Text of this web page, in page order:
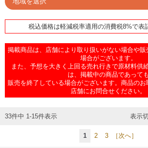
今週の新商品
商品カテゴリ一覧
食の安全・安心への取組み
サービス
nanacoトップ
マルチコピー機でできることトップ
企業情報トップ
ニュースリリース
私たちの取組み
サステナビリティ
サステナビリティトップ
税込価格は軽減税率適用の消費税8%で表
掲載商品は、店舗により取り扱いがない場合や
場合がございます。
また、予想を大きく上回る売れ行きで原材料供
は、掲載中の商品であっても
販売を終了している場合がございます。商品のお
店舗にお問合せください。
33件中 1-15件表示 表示
1 2 3 ［次へ］